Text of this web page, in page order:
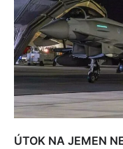
ÚTOK NA JEMEN